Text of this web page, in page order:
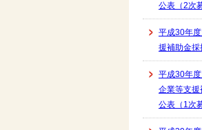
公表（2次
平成30年
援補助金
平成30年
企業等支
公表（1次